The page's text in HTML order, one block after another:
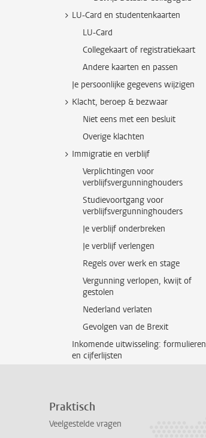
LU-Card en studentenkaarten
LU-Card
Collegekaart of registratiekaart
Andere kaarten en passen
Je persoonlijke gegevens wijzigen
Klacht, beroep & bezwaar
Niet eens met een besluit
Overige klachten
Immigratie en verblijf
Verplichtingen voor
verblijfsvergunninghouders
Studievoortgang voor
verblijfsvergunninghouders
Je verblijf onderbreken
Je verblijf verlengen
Regels over werk en stage
Vergunning verlopen, kwijt of
gestolen
Nederland verlaten
Gevolgen van de Brexit
Inkomende uitwisseling: formulieren
en cijferlijsten
Praktisch
Veelgestelde vragen